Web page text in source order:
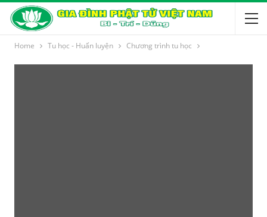
Home Tu học - Huấn luyện Chương trình tu học